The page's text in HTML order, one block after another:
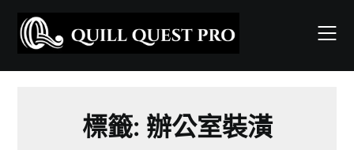
content
標籤: 辦公室裝潢